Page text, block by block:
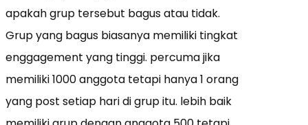
apakah grup tersebut bagus atau tidak.
Grup yang bagus biasanya memiliki tingkat
enggagement yang tinggi. percuma jika
memiliki 1000 anggota tetapi hanya 1 orang
yang post setiap hari di grup itu. lebih baik